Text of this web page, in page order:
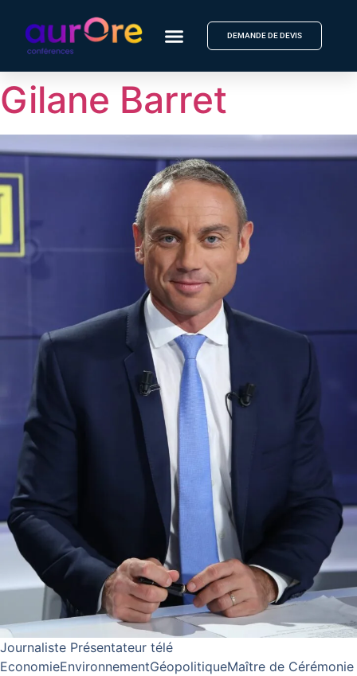
DEMANDE DE DEVIS
Gilane Barret
Journaliste Présentateur télé
EconomieEnvironnementGéopolitiqueMaître de Cérémonie